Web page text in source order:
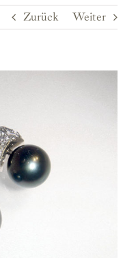
Zurück Weiter